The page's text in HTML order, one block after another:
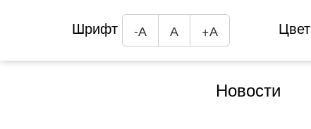
Шрифт -А А +А Цвет
Новости